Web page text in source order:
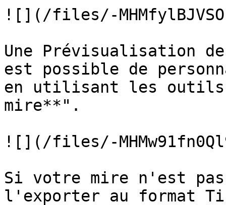
![](/files/-
Une Prévisualisation
est possible de
en utilisant les
mire**".
![](/files/-
Si votre mire n'est pas
l'exporter au format